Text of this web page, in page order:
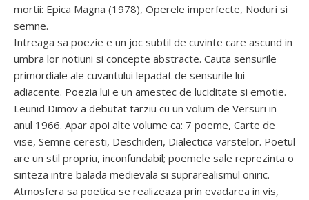
mortii: Epica Magna (1978), Operele imperfecte, Noduri si
semne.
Intreaga sa poezie e un joc subtil de cuvinte care ascund in
umbra lor notiuni si concepte abstracte. Cauta sensurile
primordiale ale cuvantului lepadat de sensurile lui
adiacente. Poezia lui e un amestec de luciditate si emotie.
Leunid Dimov a debutat tarziu cu un volum de Versuri in
anul 1966. Apar apoi alte volume ca: 7 poeme, Carte de
vise, Semne ceresti, Deschideri, Dialectica varstelor. Poetul
are un stil propriu, inconfundabil; poemele sale reprezinta o
sinteza intre balada medievala si suprarealismul oniric.
Atmosfera sa poetica se realizeaza prin evadarea in vis,